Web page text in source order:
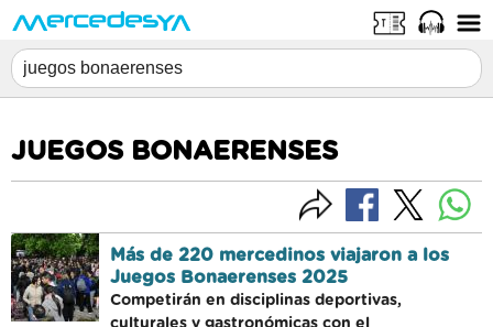
JUEGOS BONAERENSES
Más de 220 mercedinos viajaron a los
Juegos Bonaerenses 2025
Competirán en disciplinas deportivas,
culturales y gastronómicas con el